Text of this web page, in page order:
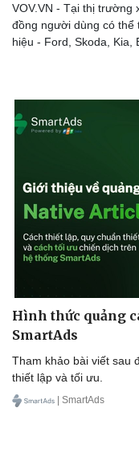
Văn học
Âm nhạc
Di sản
VOV.VN - Tại thị trường
đồng người dùng có thể
hiệu - Ford, Skoda, Kia,
Hình thức quảng
SmartAds
Tham khảo bài viết sau
thiết lập và tối ưu.
| SmartAds